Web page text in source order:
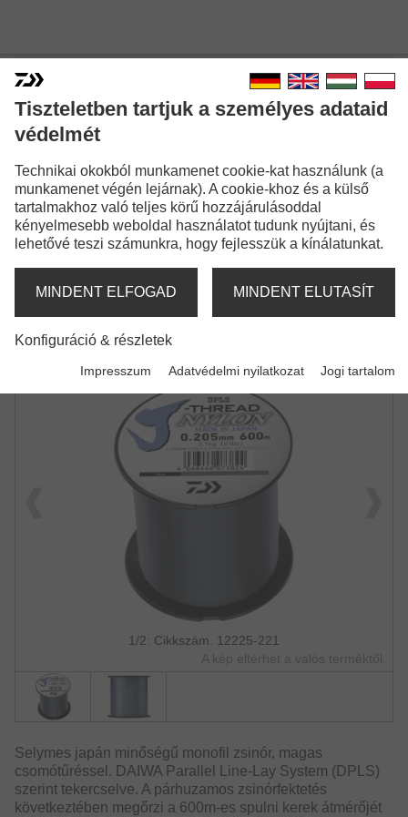
J-THREADS DPLS
Modellváltozatok: 3
J-Threads DPLS
Monofil zsinór | khaki gold
J-Threads DPLS
J-Threads DPLS
Monofil zsinór | gray
1/2: Cikkszám. 12225-221
A kép eltérhet a valós terméktől.
Selymes japán minőségű monofil zsinór, magas
csomótűréssel. DAIWA Parallel Line-Lay System (DPLS)
szerint tekercselve. A párhuzamos zsinórfektetés
következtében megőrzi a 600m-es spulni kerek átmérőjét
Tiszteletben tartjuk a személyes adataid
védelmét
Technikai okokból munkamenet cookie-kat használunk (a
munkamenet végén lejárnak). A cookie-khoz és a külső
tartalmakhoz való teljes körű hozzájárulásoddal
kényelmesebb weboldal használatot tudunk nyújtani, és
lehetővé teszi számunkra, hogy fejlesszük a kínálatunkat.
MINDENT ELFOGAD MINDENT ELUTASÍT
Konfiguráció & részletek
Impresszum Adatvédelmi nyilatkozat Jogi tartalom